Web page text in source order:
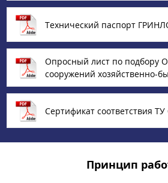
Технический паспорт
Опросный лист по подбору
сооружений хозяйственно-
Сертификат соответствия
Принцип